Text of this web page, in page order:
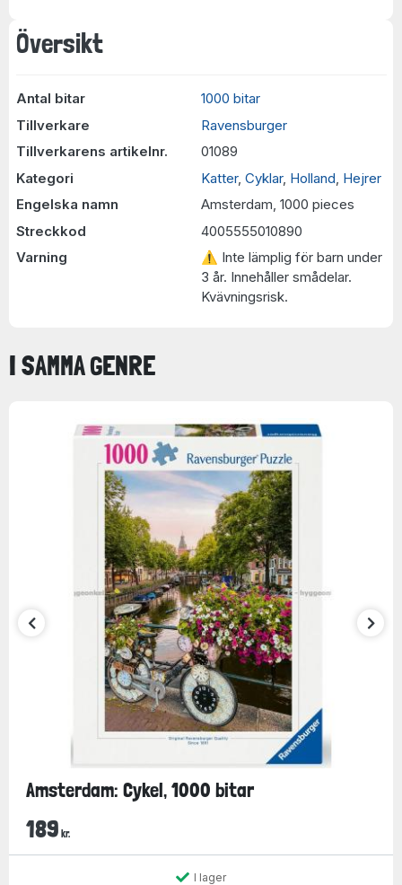
Översikt
Antal bitar
1000 bitar
Tillverkare
Ravensburger
Tillverkarens artikelnr.
01089
Kategori
Katter, Cyklar, Holland Hejrer
Engelska namn
Amsterdam, 1000 pieces
Streckkod
4005555010890
Varning
⚠ Inte lämplig för barn under
3 år. Innehåller smådelar.
Kvävningsrisk.
I SAMMA GENRE
Amsterdam: Cykel, 1000 bitar
189 kr.
I lager